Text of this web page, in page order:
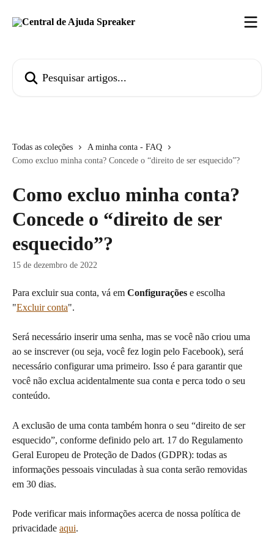
Todas as coleções
A minha conta - FAQ
Como excluo minha conta? Concede o “direito de ser esquecido”?
Como excluo minha conta?
Concede o “direito de ser
esquecido”?
15 de dezembro de 2022
Para excluir sua conta, vá em Configurações e escolha
"Excluir conta".
Será necessário inserir uma senha, mas se você não criou uma
ao se inscrever (ou seja, você fez login pelo Facebook), será
necessário configurar uma primeiro. Isso é para garantir que
você não exclua acidentalmente sua conta e perca todo o seu
conteúdo.
A exclusão de uma conta também honra o seu “direito de ser
esquecido”, conforme definido pelo art. 17 do Regulamento
Geral Europeu de Proteção de Dados (GDPR): todas as
informações pessoais vinculadas à sua conta serão removidas
em 30 dias.
Pode verificar mais informações acerca de nossa política de
privacidade aqui.